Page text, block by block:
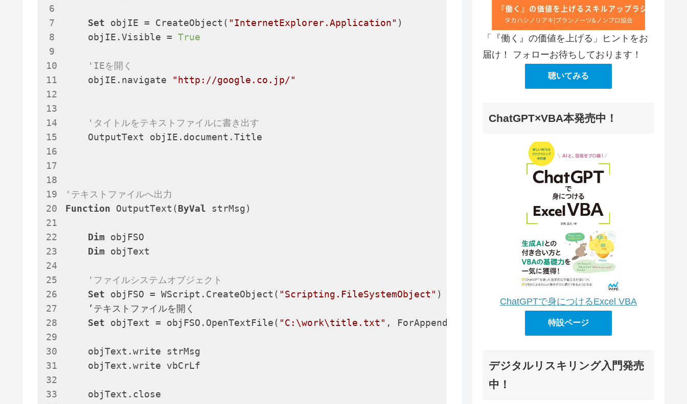
Set objIE = CreateObject( "InternetExplorer.Application" )
    objIE.Visible =
True
'IEを開く
    objIE.navigate
"http://google.co.jp/"
'タイトルをテキストファイルに書き出す
    OutputText objIE.document.Title
'テキストファイルへ出力
Function OutputText(ByVal strMsg)
Dim objFSO
Dim objText
'ファイルシステムオブジェクト
Set objFSO = WScript.CreateObject( "Scripting.FileSystemObject" )
    ’テキストファイルを開く
Set objText = objFSO.OpenTextFile( "C:\work\title.txt" , ForAppending,
    objText.write strMsg
    objText.write vbCrLf
    objText.close
「『働く』の価値を上げる」ヒントをお
届け！ フォローお待ちしております！
聴いてみる
ChatGPT×VBA本発売中！
ChatGPTで身につけるExcel VBA
特設ページ
デジタルリスキリング入門発売
中！